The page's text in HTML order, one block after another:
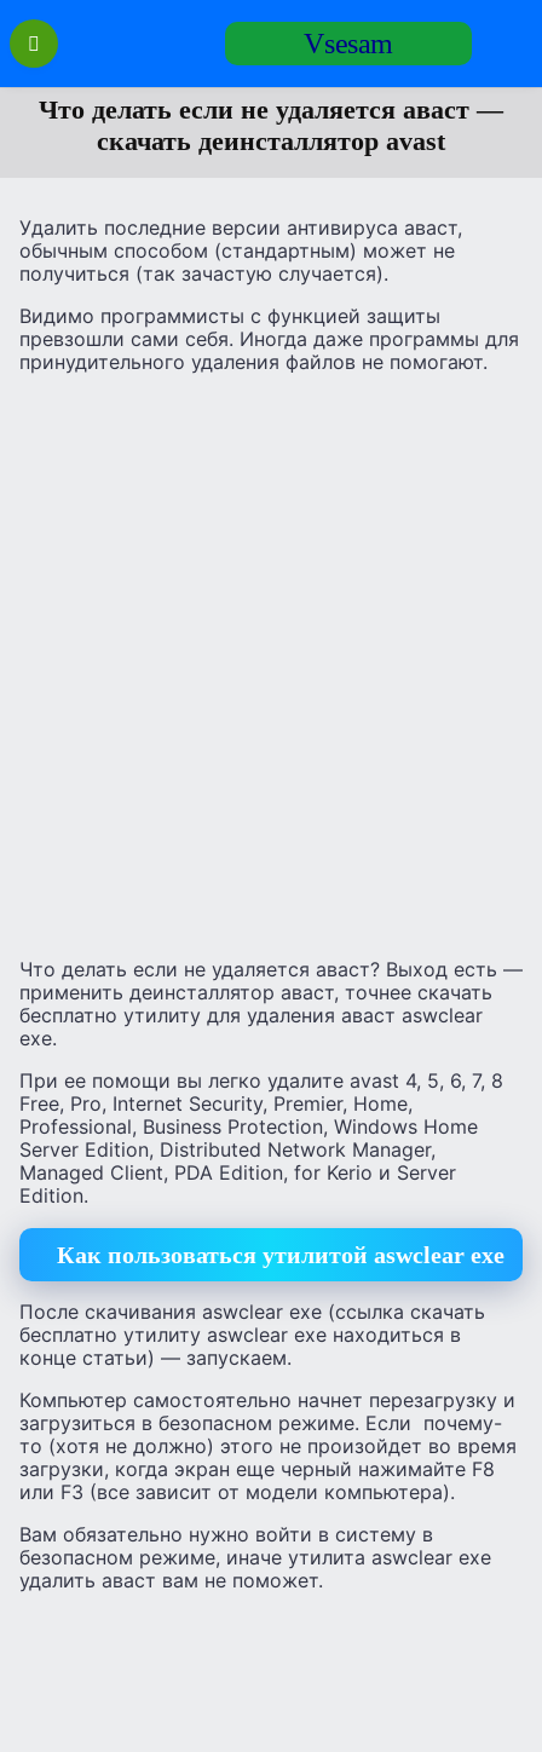
Перейти
содержанию
Vsesam
Что делать если не удаляется аваст —
скачать деинсталлятор avast
Удалить последние версии антивируса аваст,
обычным способом (стандартным) может не
получиться (так зачастую случается).
Видимо программисты с функцией защиты
превзошли сами себя. Иногда даже программы для
принудительного удаления файлов не помогают.
Что делать если не удаляется аваст? Выход есть —
применить деинсталлятор аваст, точнее скачать
бесплатно утилиту для удаления аваст aswclear
exe.
При ее помощи вы легко удалите avast 4, 5, 6, 7, 8
Free, Pro, Internet Security, Premier, Home,
Professional, Business Protection, Windows Home
Server Edition, Distributed Network Manager,
Managed Client, PDA Edition, for Kerio и Server
Edition.
Как пользоваться утилитой aswclear exe
После скачивания aswclear exe (ссылка скачать
бесплатно утилиту aswclear exe находиться в
конце статьи) — запускаем.
Компьютер самостоятельно начнет перезагрузку и
загрузиться в безопасном режиме. Если почему-
то (хотя не должно) этого не произойдет во время
загрузки, когда экран еще черный нажимайте F8
или F3 (все зависит от модели компьютера).
Вам обязательно нужно войти в систему в
безопасном режиме, иначе утилита aswclear exe
удалить аваст вам не поможет.